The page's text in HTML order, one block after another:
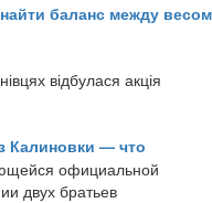
баланс между весом
відбулася акція
Калиновки — что
официальной
двух братьев